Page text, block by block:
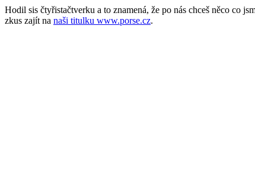
Hodil sis čtyřistačtverku a to znamená, že po nás chceš něco co
zkus zajít na naši titulku www.porse.cz.